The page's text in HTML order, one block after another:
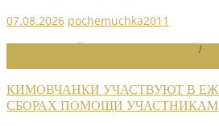
07.08.2026 pochemuchka2011
/
КИМОВЧАНКИ УЧАСТВУЮТ В
СБОРАХ ПОМОЩИ